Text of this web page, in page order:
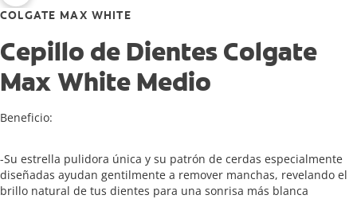
COLGATE MAX WHITE
Cepillo de Dientes Colgate
Max White Medio
Beneficio:
-Su estrella pulidora única y su patrón de cerdas especialmente
diseñadas ayudan gentilmente a remover manchas, revelando el
brillo natural de tus dientes para una sonrisa más blanca